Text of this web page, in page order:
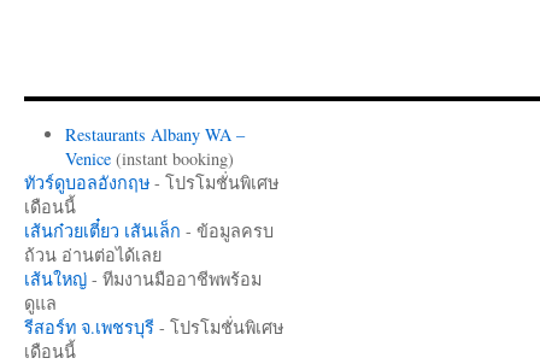
Restaurants Albany WA –
Venice(instant booking)
ทัวร์ดูบอลอังกฤษ - โปรโมชั่นพิเศษ
เดือนนี้
เส้นก๋วยเตี๋ยว เส้นเล็ก - ข้อมูลครบ
ถ้วน อ่านต่อได้เลย
เส้นใหญ่ - ทีมงานมืออาชีพพร้อม
ดูแล
รีสอร์ท จ.เพชรบุรี - โปรโมชั่นพิเศษ
เดือนนี้